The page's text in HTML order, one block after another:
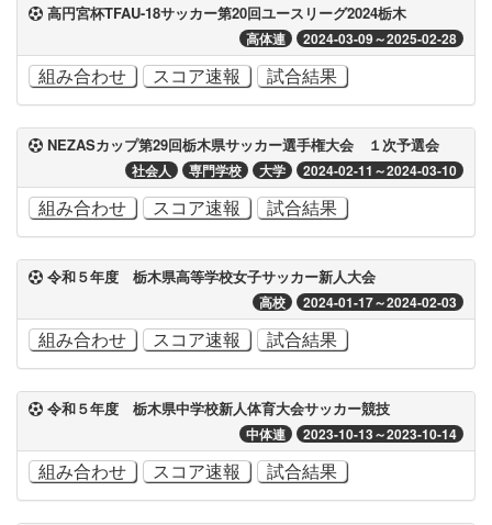
高円宮杯TFAU-18サッカー第20回ユースリーグ2024栃木
高体連 2024-03-09～2025-02-28
組み合わせ スコア速報 試合結果
NEZASカップ第29回栃木県サッカー選手権大会 １次予選会
社会人 専門学校 大学 2024-02-11～2024-03-10
組み合わせ スコア速報 試合結果
令和５年度 栃木県高等学校女子サッカー新人大会
高校 2024-01-17～2024-02-03
組み合わせ スコア速報 試合結果
令和５年度 栃木県中学校新人体育大会サッカー競技
中体連 2023-10-13～2023-10-14
組み合わせ スコア速報 試合結果